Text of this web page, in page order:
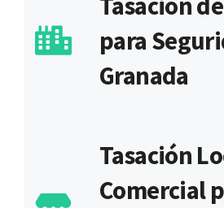
para
Granada
Tasación
Comercial